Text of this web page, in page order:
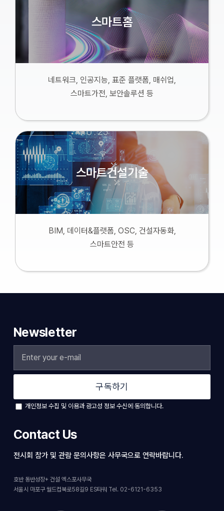
스마트홈
네트워크, 인공지능, 표준 플랫폼, 매쉬업,
스마트가전, 보안솔루션 등
스마트건설기술
BIM, 데이터&플랫폼, OSC, 건설자동화,
스마트안전 등
Newsletter
구독하기
개인정보 수집 및 이용과 광고성 정보 수신에 동의합니다.
Contact Us
전시회 참가 및 관람 문의사항은 사무국으로 연락바랍니다.
호반 동반성장+ 건설 엑스포사무국
서울시 마포구 월드컵북로58길9 ES타워 Tel. 02-6121-6353